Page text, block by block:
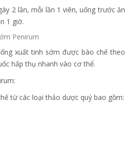
2 lần, mỗi lần 1 viên, uống trước ăn
1 giờ.
Penirum
xuất tinh sớm được bào chế theo
hấp thụ nhanh vào cơ thể.
từ các loại thảo dược quý bao gồm: